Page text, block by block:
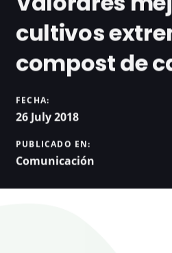
cultivos
compost de
FECHA:
26 July 2018
PUBLICADO EN:
Comunicación